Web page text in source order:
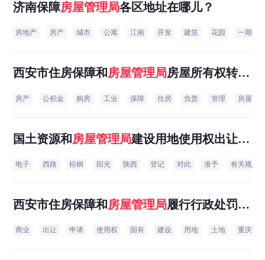
济南保障房屋管理局各区地址在哪儿？
房地产 房产 城市 公寓 江南 开发 建筑 花园 一期
西安市住房保障和房屋管理局房屋所有权转移
房产 公积金 购房 工业 保障 住房 负责 管理 房屋
国土资源和房屋管理局建设用地使用权出让公
电子 西路 棕榈 阳光 陕西 登记 对此 准予 有关规定
西安市住房保障和 房屋管理局履行行政处罚决
商业 出让 申请 使用权 国有 建设 用地 土地 重庆市